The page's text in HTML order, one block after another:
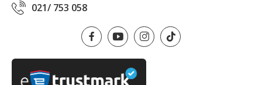
021/ 753 058